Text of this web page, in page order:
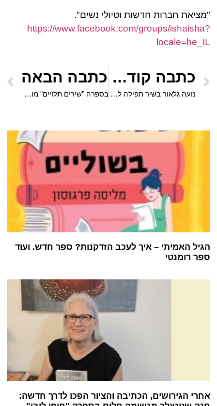
"מציאת חברות חדשות וטיולי נשים".
https://www.facebook.com/groups/ishaisha?
locale=he_IL
כתבה קודמת
נועה גלאור בשיר תפילה למען החטופות והחטופים בעזה
כתבה הבאה
בספרה "שירים תלויים" מופיעים שירים שכתבה על חדרי האמבטיה והשירותים וגם על המקרר ועל המוצרים שבתוכו
הגיל האמיתי – איך לעכב הזדקנות? ספר חדש. ועוד
ספר רומנטי
אחרי הגירושים, הכתיבה והציור הפכו לדרך חדשה: